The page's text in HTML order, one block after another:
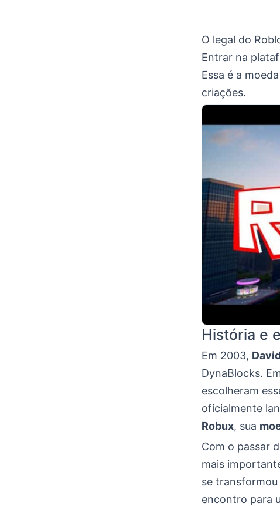
O legal do
Entrar na
Essa é a
criações.
História e
Em 2003,
DynaBlocks.
escolheram
oficialmente
Robux, sua
Com o passar
mais
se
encontro para